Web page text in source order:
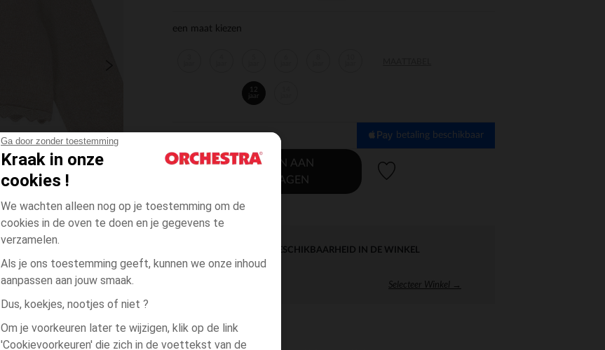
Ga door zonder toestemming
Kraak in onze
cookies !
We wachten alleen nog op je toestemming om de
cookies in de oven te doen en je gegevens te
verzamelen.
Als je ons toestemming geeft, kunnen we onze inhoud
aanpassen aan jouw smaak.
Dus, koekjes, nootjes of niet ?
Om je voorkeuren later te wijzigen, klik op de link
'Cookievoorkeuren' die zich in de voettekst van de
een maat kiezen
12
jaar
betaling beschikbaar
TOEVOEGEN AAN
WINKELWAGEN
DIRECTE BESCHIKBAARHEID IN DE WINKEL
Selecteer Winkel →